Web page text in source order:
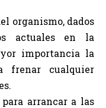
organismo, dados
actuales en la
importancia la
frenar cualquier
arrancar a las